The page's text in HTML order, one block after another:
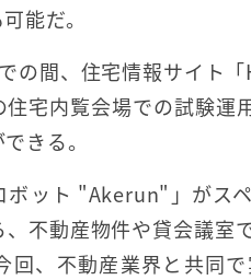
能だ。
の間、住宅情報サイト
宅内覧会場での試験
きる。
ット "Akerun"」がス
不動産物件や貸会議
回、不動産業界と共同